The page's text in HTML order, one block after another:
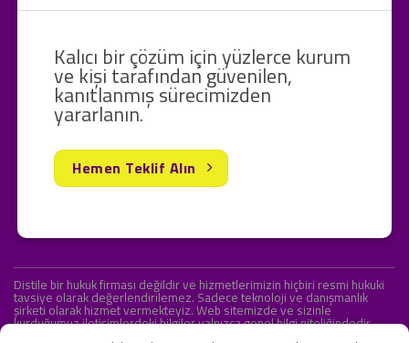
Kalıcı bir çözüm için yüzlerce kurum
ve kişi tarafından güvenilen,
kanıtlanmış sürecimizden
yararlanın.
Hemen Teklif Alın
Distile bir hukuk firması değildir ve hizmetlerimizin hiçbiri resmi hukuki
tavsiye olarak değerlendirilemez. Sadece teknoloji ve danışmanlık
şirketi olarak hizmet vermekteyiz. Web sitemizde ve sizinle
kurduğumuz iletişimlerdeki bilgiler yalnızca genel bilgi niteliğindedir.